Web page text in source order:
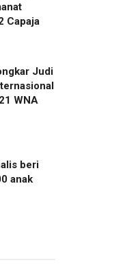
Capaja
Judi
WNA
beri
anak